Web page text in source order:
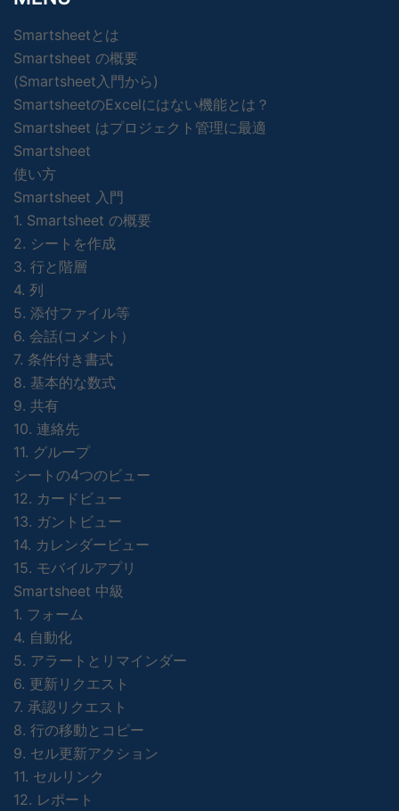
Smartsheetとは
Smartsheet の概要
(Smartsheet入門から)
SmartsheetのExcelにはない機能とは？
Smartsheet はプロジェクト管理に最適
Smartsheet
使い方
Smartsheet 入門
1. Smartsheet の概要
2. シートを作成
3. 行と階層
4. 列
5. 添付ファイル等
6. 会話(コメント）
7. 条件付き書式
8. 基本的な数式
9. 共有
10. 連絡先
11. グループ
シートの4つのビュー
12. カードビュー
13. ガントビュー
14. カレンダービュー
15. モバイルアプリ
Smartsheet 中級
1. フォーム
4. 自動化
5. アラートとリマインダー
6. 更新リクエスト
7. 承認リクエスト
8. 行の移動とコピー
9. セル更新アクション
11. セルリンク
12. レポート